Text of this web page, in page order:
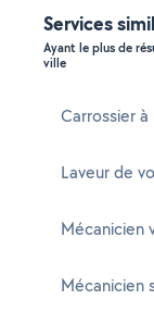
Services
Ayant le plus de
ville
Carrossier à
Laveur de
Mécanicien
Mécanicien